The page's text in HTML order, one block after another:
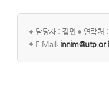
담당자 : 김인 연락처 :
E-Mail: